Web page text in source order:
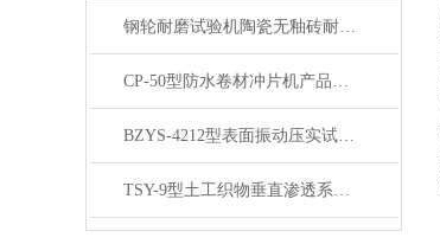
钢轮耐磨试验机陶瓷无釉砖耐磨试验产品展示
CP-50型防水卷材冲片机产品展示
BZYS-4212型表面振动压实试验仪产品展示
TSY-9型土工织物垂直渗透系数测定仪产品简介